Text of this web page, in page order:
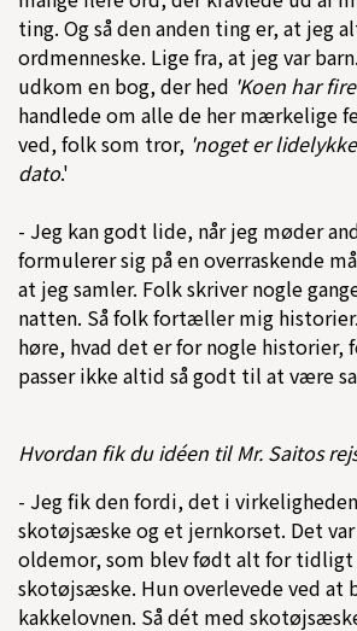
ting. Og så den anden ting er, at jeg
ordmenneske. Lige fra, at jeg var
udkom en bog, der hed 'Koen har
handlede om alle de her mærkelige
ved, folk som tror, 'noget er
dato.'
- Jeg kan godt lide, når jeg møder
formulerer sig på en overraskende
at jeg samler. Folk skriver nogle
natten. Så folk fortæller mig
høre, hvad det er for nogle historier,
passer ikke altid så godt til at være
Hvordan fik du idéen til Mr. Saitos
- Jeg fik den fordi, det i
skotøjsæske og et jernkorset. Det
oldemor, som blev født alt for tidligt
skotøjsæske. Hun overlevede ved at
kakkelovnen. Så dét med